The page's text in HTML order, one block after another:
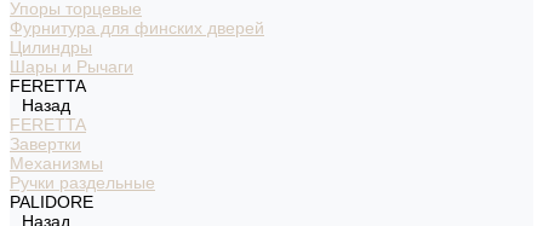
Упоры торцевые
Фурнитура для финских дверей
Цилиндры
Шары и Рычаги
FERETTA
Назад
FERETTA
Завертки
Механизмы
Ручки раздельные
PALIDORE
Назад